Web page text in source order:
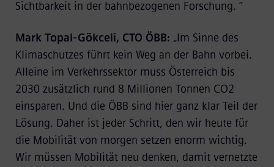
Sichtbarkeit in der bahnbezogenen Forschung. “
Mark Topal-Gökceli, CTO ÖBB: „Im Sinne des
Klimaschutzes führt kein Weg an der Bahn vorbei.
Alleine im Verkehrssektor muss Österreich bis
2030 zusätzlich rund 8 Millionen Tonnen CO2
einsparen. Und die ÖBB sind hier ganz klar Teil der
Lösung. Daher ist jeder Schritt, den wir heute für
die Mobilität von morgen setzen enorm wichtig.
Wir müssen Mobilität neu denken, damit vernetzte